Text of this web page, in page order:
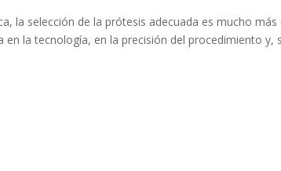
la selección de la prótesis adecuada es mucho más
en la tecnología, en la precisión del procedimiento y,